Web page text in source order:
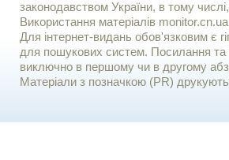
законодавством України, в тому
Використання матерiалiв
Для iнтернет-видань обов'язковим є
для пошукових систем. Посилання та
виключно в першому чи в другому
Матеріали з позначкою (PR)